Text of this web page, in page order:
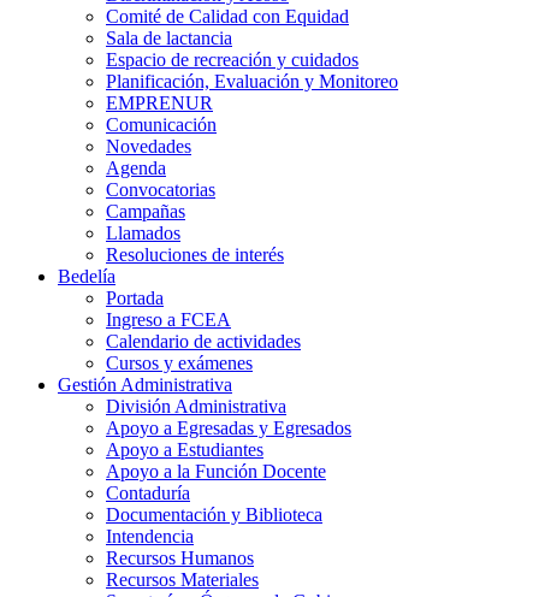
Comité de Calidad con Equidad
Sala de lactancia
Espacio de recreación y cuidados
Planificación, Evaluación y Monitoreo
EMPRENUR
Comunicación
Novedades
Agenda
Convocatorias
Campañas
Llamados
Resoluciones de interés
Bedelía
Portada
Ingreso a FCEA
Calendario de actividades
Cursos y exámenes
Gestión Administrativa
División Administrativa
Apoyo a Egresadas y Egresados
Apoyo a Estudiantes
Apoyo a la Función Docente
Contaduría
Documentación y Biblioteca
Intendencia
Recursos Humanos
Recursos Materiales